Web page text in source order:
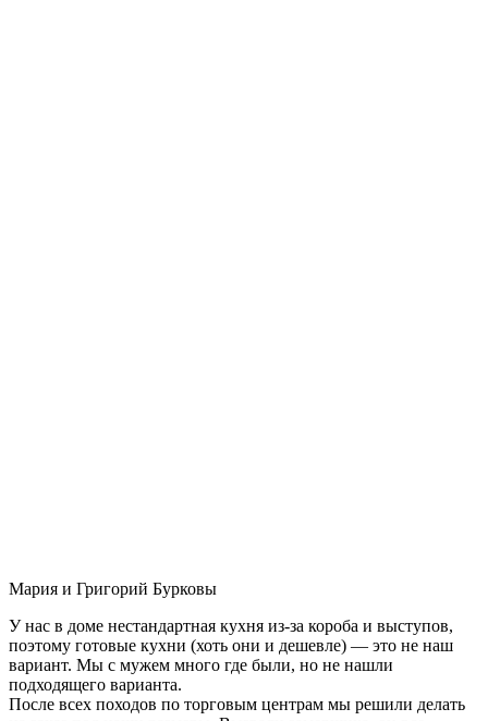
Мария и Григорий Бурковы
У нас в доме нестандартная кухня из-за короба и выступов,
поэтому готовые кухни (хоть они и дешевле) — это не наш
вариант. Мы с мужем много где были, но не нашли
подходящего варианта.
После всех походов по торговым центрам мы решили делать